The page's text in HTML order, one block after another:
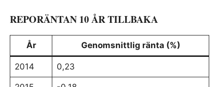
REPORÄNTAN 10 ÅR TILLBAKA
År Genomsnittlig ränta (%)
2014 0,23